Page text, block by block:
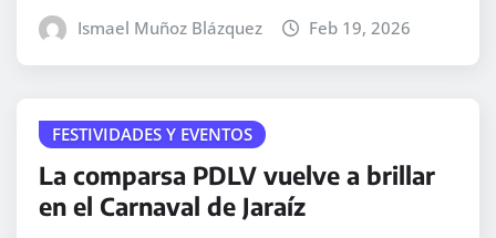
Ismael Muñoz Blázquez Feb 19, 2026
FESTIVIDADES Y EVENTOS
La comparsa PDLV vuelve a brillar
en el Carnaval de Jaraíz